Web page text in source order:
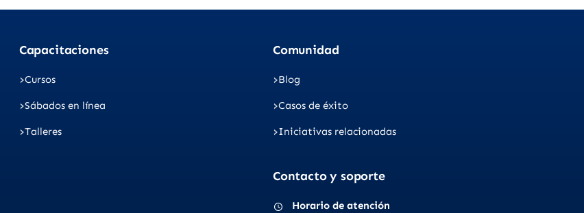
Capacitaciones
Cursos
Sábados en línea
Talleres
Comunidad
Blog
Casos de éxito
Iniciativas relacionadas
Contacto y soporte
Horario de atención